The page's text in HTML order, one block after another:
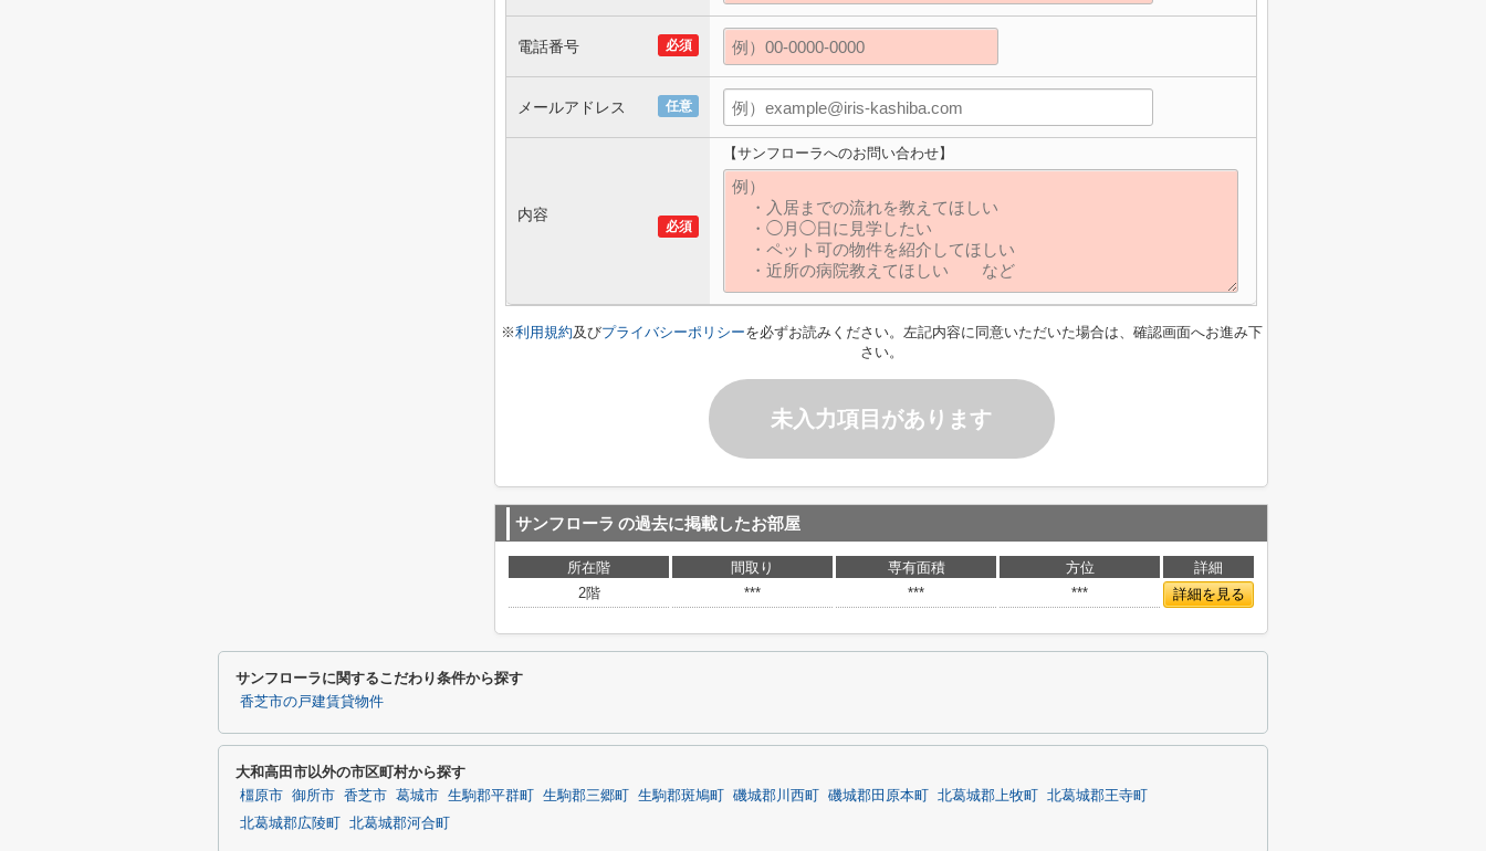
必須
電話番号
任意
メールアドレス
必須
内容
【サンフローラへのお問い合わせ】
※利用規約及びプライバシーポリシーを必ずお読みください。左記内容に同意いただいた場合は、確認画面へお進み下
さい。
未入力項目があります
サンフローラ の過去に掲載したお部屋
所在階 間取り 専有面積 方位
詳細
2階
*** *** *** 詳細を見る
サンフローラに関するこだわり条件から探す
香芝市の戸建賃貸物件
大和高田市以外の市区町村から探す
橿原市 御所市 香芝市 葛城市 生駒郡平群町 生駒郡三郷町 生駒郡斑鳩町 磯城郡川西町 磯城郡田原本町 北葛城郡上牧町
北葛城郡王寺町
北葛城郡広陵町
北葛城郡河合町